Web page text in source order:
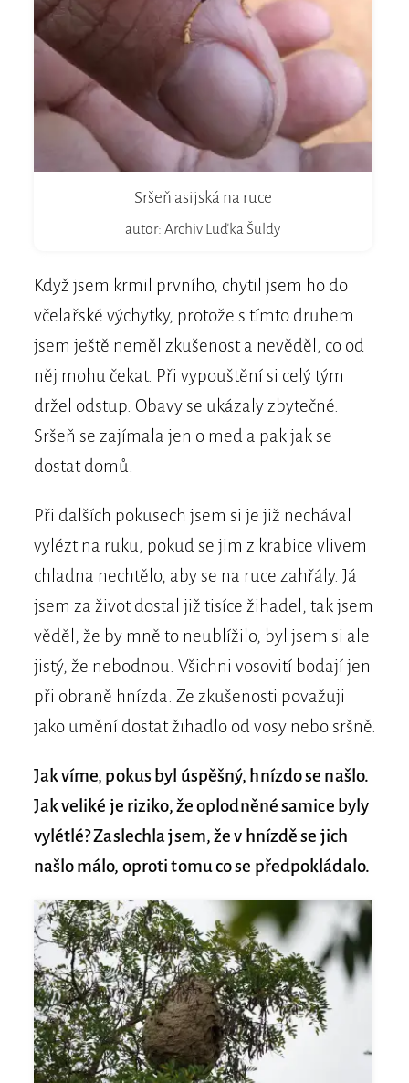
Sršeň asijská na ruce
autor: Archiv Luďka Šuldy
Když jsem krmil prvního, chytil jsem ho do
včelařské výchytky, protože s tímto druhem
jsem ještě neměl zkušenost a nevěděl, co od
něj mohu čekat. Při vypouštění si celý tým
držel odstup. Obavy se ukázaly zbytečné.
Sršeň se zajímala jen o med a pak jak se
dostat domů.
Při dalších pokusech jsem si je již nechával
vylézt na ruku, pokud se jim z krabice vlivem
chladna nechtělo, aby se na ruce zahřály. Já
jsem za život dostal již tisíce žihadel, tak jsem
věděl, že by mně to neublížilo, byl jsem si ale
jistý, že nebodnou. Všichni vosovití bodají jen
při obraně hnízda. Ze zkušenosti považuji
jako umění dostat žihadlo od vosy nebo sršně.
Jak víme, pokus byl úspěšný, hnízdo se našlo.
Jak veliké je riziko, že oplodněné samice byly
vylétlé? Zaslechla jsem, že v hnízdě se jich
našlo málo, oproti tomu co se předpokládalo.